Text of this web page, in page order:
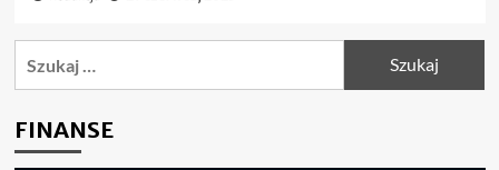
FINANSE